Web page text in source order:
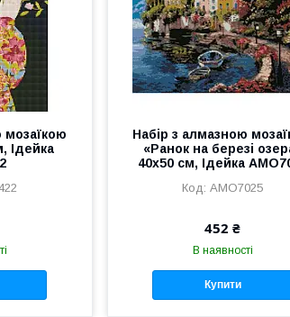
мозаїкою
Ідейка
Набір з алмазною
«Ранок на березі
40х50 см, Ідейка
AMO7025
452 ₴
В наявності
Купити